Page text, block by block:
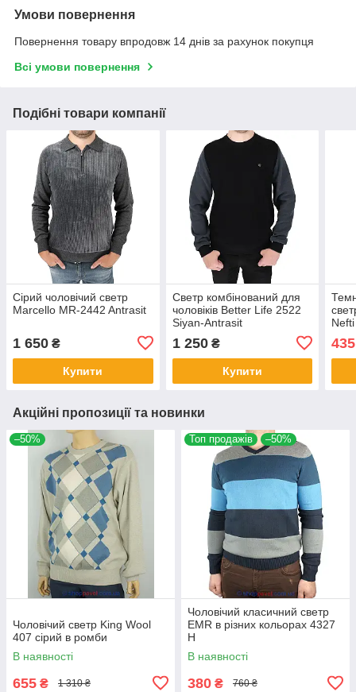
Умови повернення
Повернення товару впродовж 14 днів за рахунок покупця
Всі умови повернення
Подібні товари компанії
Сірий чоловічий светр
Marcello MR-2442 Antrasit
1 650 ₴
Купити
Светр комбінований для
чоловіків Better Life 2522
Siyan-Antrasit
1 250₴
Купити
Nefti
435
Акційні пропозиції та новинки
–50%
Чоловічий светр King Wool
407 сірий в ромби
В наявності
655 ₴ 1 310 ₴
Топ продажів –50%
Чоловічий класичний светр
EMR в різних кольорах 4327
Н
В наявності
380 ₴ 760 ₴